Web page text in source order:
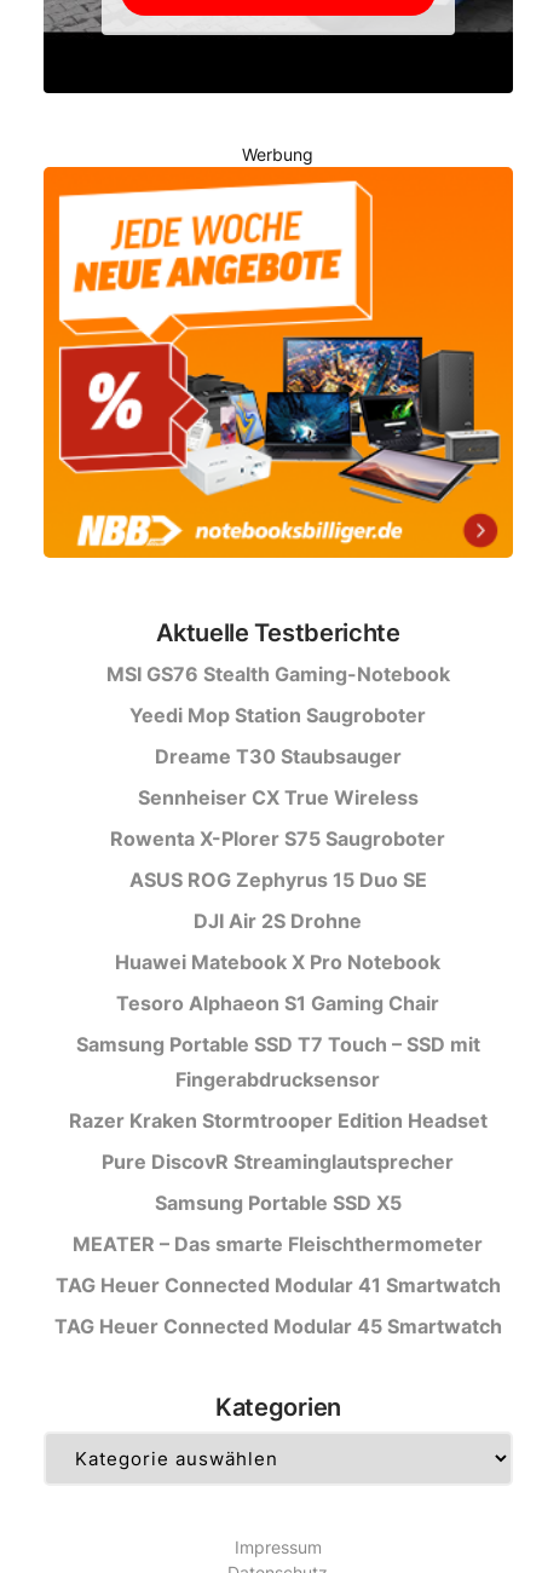
Werbung
Aktuelle Testberichte
MSI GS76 Stealth Gaming-Notebook
Yeedi Mop Station Saugroboter
Dreame T30 Staubsauger
Sennheiser CX True Wireless
Rowenta X-Plorer S75 Saugroboter
ASUS ROG Zephyrus 15 Duo SE
DJI Air 2S Drohne
Huawei Matebook X Pro Notebook
Tesoro Alphaeon S1 Gaming Chair
Samsung Portable SSD T7 Touch – SSD mit
Fingerabdrucksensor
Razer Kraken Stormtrooper Edition Headset
Pure DiscovR Streaminglautsprecher
Samsung Portable SSD X5
MEATER – Das smarte Fleischthermometer
TAG Heuer Connected Modular 41 Smartwatch
TAG Heuer Connected Modular 45 Smartwatch
Kategorien
Impressum